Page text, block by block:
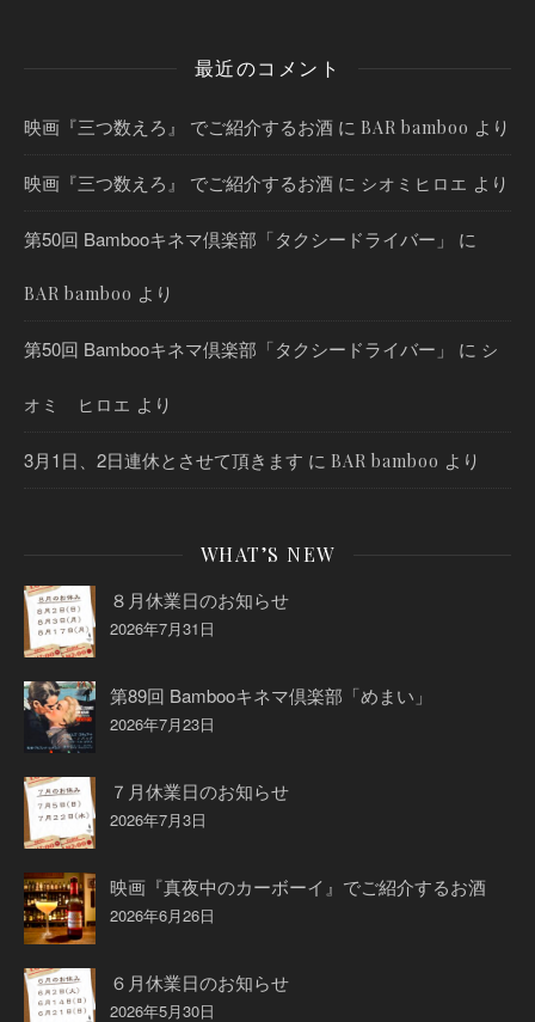
最近のコメント
映画『三つ数えろ』 でご紹介するお酒 に BAR bamboo より
映画『三つ数えろ』 でご紹介するお酒 に シオミヒロエ より
第50回 Bambooキネマ倶楽部「タクシードライバー」 に
BAR bamboo より
第50回 Bambooキネマ倶楽部「タクシードライバー」 に シ
オミ ヒロエ より
3月1日、2日連休とさせて頂きます に BAR bamboo より
WHAT’S NEW
８月休業日のお知らせ
2026年7月31日
第89回 Bambooキネマ倶楽部「めまい」
2026年7月23日
７月休業日のお知らせ
2026年7月3日
映画『真夜中のカーボーイ』でご紹介するお酒
2026年6月26日
６月休業日のお知らせ
2026年5月30日